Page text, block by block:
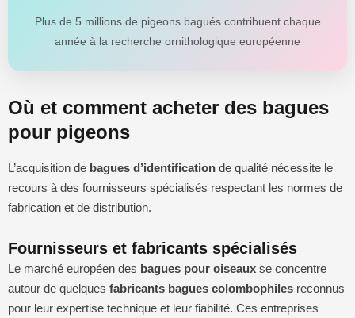
Plus de 5 millions de pigeons bagués contribuent chaque
année à la recherche ornithologique européenne
Où et comment acheter des bagues
pour pigeons
L’acquisition de bagues d’identification de qualité nécessite le
recours à des fournisseurs spécialisés respectant les normes de
fabrication et de distribution.
Fournisseurs et fabricants spécialisés
Le marché européen des bagues pour oiseaux se concentre
autour de quelques fabricants bagues colombophiles reconnus
pour leur expertise technique et leur fiabilité. Ces entreprises